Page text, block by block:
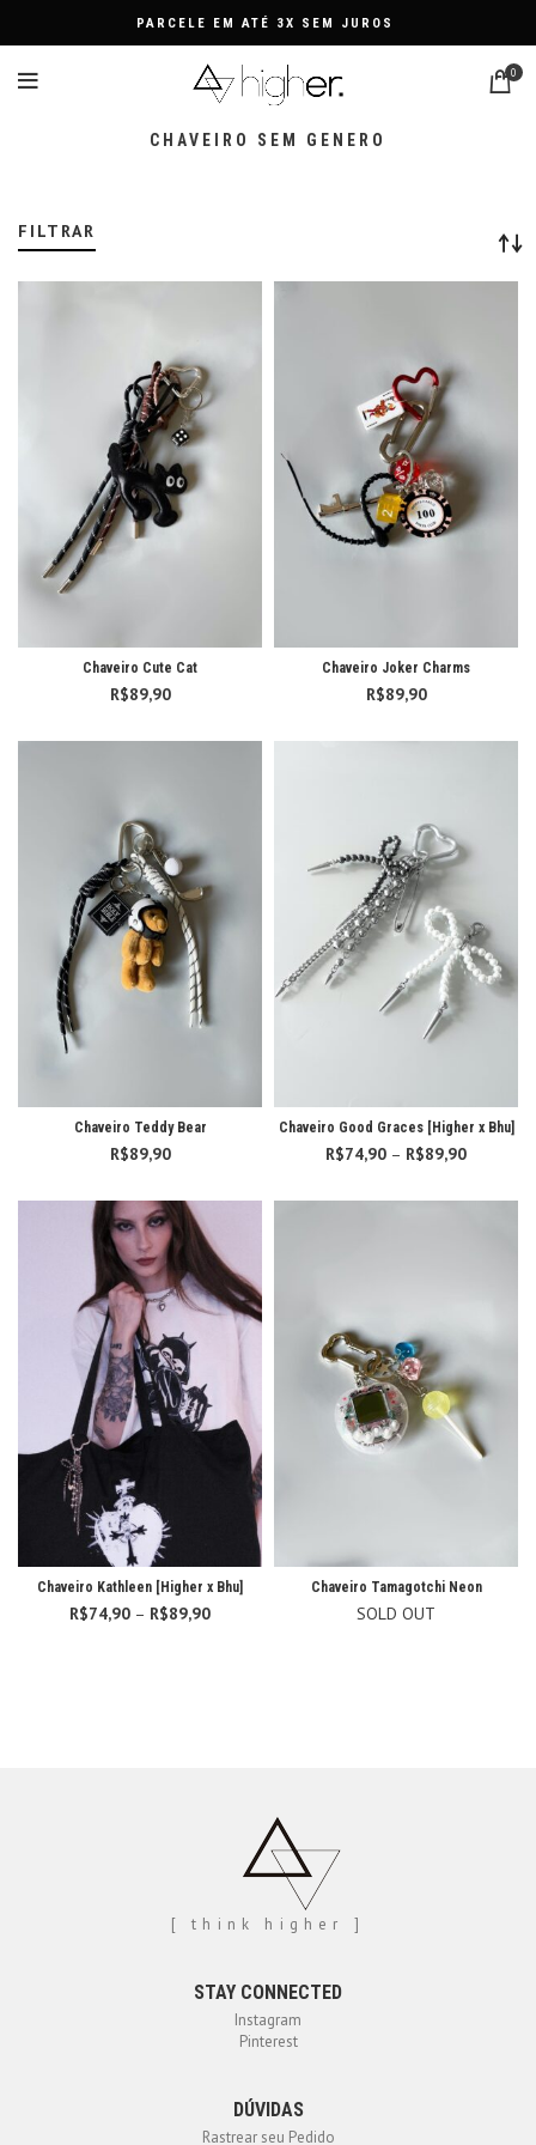
PARCELE EM ATÉ 3X SEM JUROS
0
CHAVEIRO SEM GENERO
FILTRAR
Chaveiro Cute Cat
R$89,90
Chaveiro Joker Charms
R$89,90
Chaveiro Teddy Bear
R$89,90
Chaveiro Good Graces [Higher x Bhu]
R$74,90 – R$89,90
preço:
Chaveiro Kathleen [Higher x Bhu]
R$74,90 – R$89,90
Chaveiro Tamagotchi Neon
SOLD OUT
[ think higher ]
STAY CONNECTED
Instagram
Pinterest
DÚVIDAS
Rastrear seu Pedido